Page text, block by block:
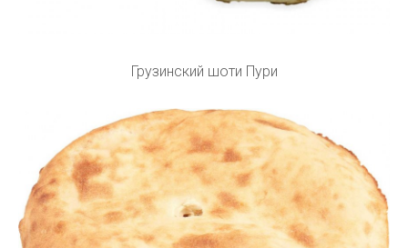
Грузинский шоти Пури